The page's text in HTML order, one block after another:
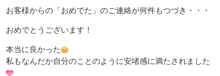
お客様からの「おめでた」のご連絡が何件もつづき・・・
おめでとうございます！
本当に良かった
私もなんだか自分のことのように安堵感に満たされました